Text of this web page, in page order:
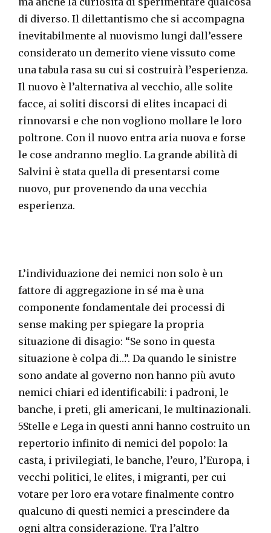
di diverso. Il dilettantismo che si accompagna
inevitabilmente al nuovismo lungi dall’essere
considerato un demerito viene vissuto come
una tabula rasa su cui si costruirà l’esperienza.
Il nuovo è l’alternativa al vecchio, alle solite
facce, ai soliti discorsi di elites incapaci di
rinnovarsi e che non vogliono mollare le loro
poltrone. Con il nuovo entra aria nuova e forse
le cose andranno meglio. La grande abilità di
Salvini è stata quella di presentarsi come
nuovo, pur provenendo da una vecchia
esperienza.
L’individuazione dei nemici non solo è un
fattore di aggregazione in sé ma è una
componente fondamentale dei processi di
sense making per spiegare la propria
situazione di disagio: “Se sono in questa
situazione è colpa di…”. Da quando le sinistre
sono andate al governo non hanno più avuto
nemici chiari ed identificabili: i padroni, le
banche, i preti, gli americani, le multinazionali.
5Stelle e Lega in questi anni hanno costruito un
repertorio infinito di nemici del popolo: la
casta, i privilegiati, le banche, l’euro, l’Europa, i
vecchi politici, le elites, i migranti, per cui
votare per loro era votare finalmente contro
qualcuno di questi nemici a prescindere da
ogni altra considerazione. Tra l’altro